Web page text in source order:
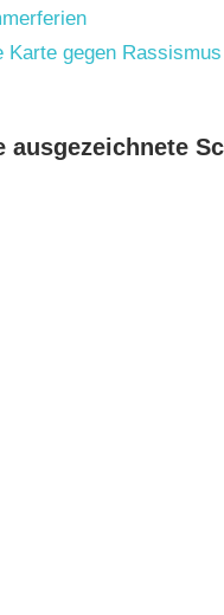
Karte gegen Rassismus
ausgezeichnete